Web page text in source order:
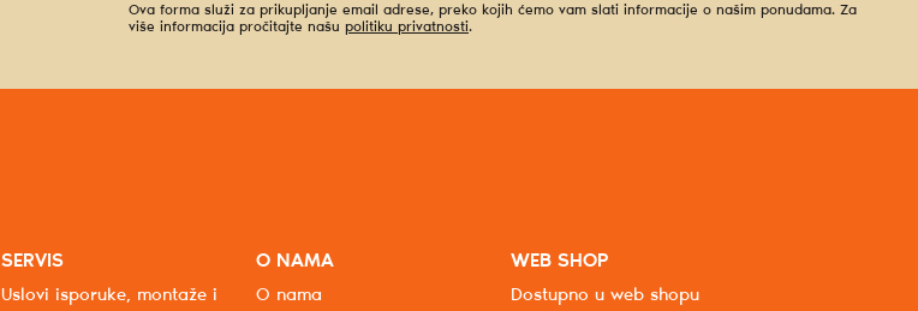
Ova forma služi za prikupljanje email adrese, preko kojih ćemo vam slati informacije o našim ponudama. Za
više informacija pročitajte našu politiku privatnosti.
SERVIS
Uslovi isporuke, montaže i
O NAMA
O nama
WEB SHOP
Dostupno u web shopu